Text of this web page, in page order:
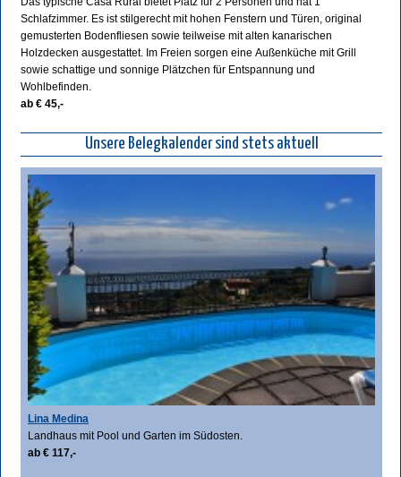
Schlafzimmer. Es ist stilgerecht mit hohen Fenstern und Türen, original
gemusterten Bodenfliesen sowie teilweise mit alten kanarischen
Holzdecken ausgestattet. Im Freien sorgen eine Außenküche mit Grill
sowie schattige und sonnige Plätzchen für Entspannung und
Wohlbefinden.
ab € 45,-
Unsere Belegkalender sind stets aktuell
Lina Medina
Landhaus mit Pool und Garten im Südosten.
ab € 117,-